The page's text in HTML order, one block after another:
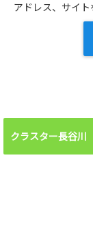
アドレス、サイト
クラスター長谷川